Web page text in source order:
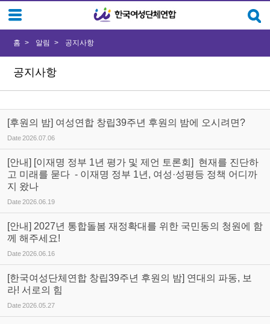
공지사항
홈 알림 공지사항
[후원의 밤] 여성연합 창립39주년 후원의 밤에 오시려면?
Date2026.07.06
[안내] [이재명 정부 1년 평가 및 제언 토론회] 현재를 진단하
고 미래를 묻다 - 이재명 정부 1년, 여성·성평등 정책 어디까
지 왔나
Date2026.06.19
[안내] 2027년 통합돌봄 재정확대를 위한 국민동의 청원에 함
께 해주세요!
Date2026.06.16
[한국여성단체연합 창립39주년 후원의 밤] 연대의 파동, 보
라! 서로의 힘
Date2026.05.27